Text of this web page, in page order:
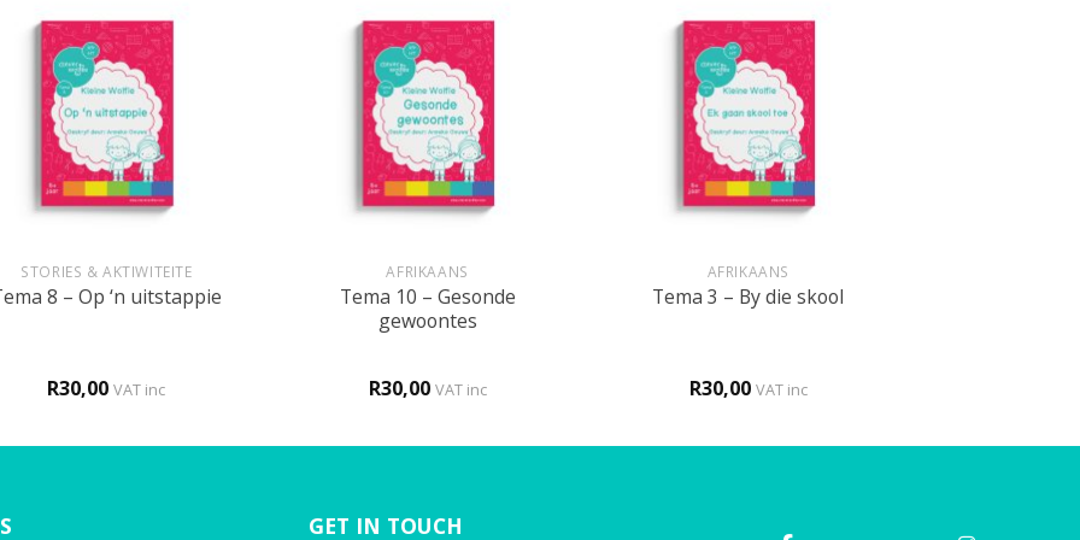
STORIES & AKTIWITEITE
8 – Op ‘n uitstappie
R30,00 VAT inc
AFRIKAANS
Tema 10 – Gesonde
gewoontes
R30,00 VAT inc
AFRIKAANS
Tema 3 – By die skool
R30,00 VAT inc
GET IN TOUCH